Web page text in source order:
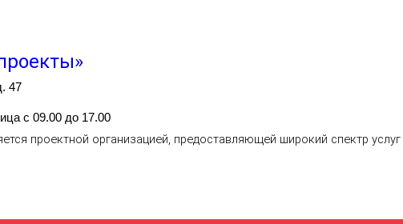
47
с 09.00 до 17.00
проектной организацией, предоставляющей широкий спектр